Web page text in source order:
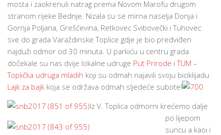
mosta i zaokrenuli natrag prema Novom Marofu drugom
stranom rijeke Bednje. Nizala su se mirna naselja Donja i
Gornja Poljana, Grešćevina, Retkovec Svibovečki i Tuhovec
sve do grada Varaždinske Toplice gdje je bio predviđen
najduži odmor od 30 minuta. U parkiću u centru grada
dočekale su nas dvije lokalne udruge Put Prirode iTUM –
Toplička udruga mladih koji su odmah najavili svoju biciklijadu
Lajk za bajk koja se održava odmah sljedeće subote!
Iz V. Toplica odmorni krećemo dalje
po lijepom
suncu a kaoi i